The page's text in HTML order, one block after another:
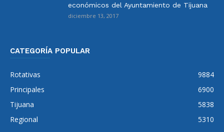
económicos del Ayuntamiento de Tijuana
diciembre 13, 2017
CATEGORÍA POPULAR
Rotativas
9884
Principales
6900
Tijuana
5838
Regional
5310